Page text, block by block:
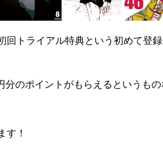
回トライアル特典という初めて登
のポイントがもらえるというも
す！